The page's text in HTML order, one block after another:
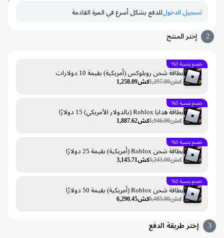
تسجيل الدخول للدفع بشكل أسرع في المرة القادمة
إختر المنتج
بطاقة شحن روبلوكس (أمريكية) بقيمة 10 دولارات
كش1,297.00 كش1,258.09
خصم بنسبة 3%
بطاقة هدايا Roblox (بالدولار الأمريكي) 15 دولارًا
كش1,946.00 كش1,887.62
خصم بنسبة 3%
بطاقة شحن Roblox (أمريكية) بقيمة 25 دولارًا
كش3,243.00 كش3,145.71
خصم بنسبة 3%
بطاقة شحن Roblox (أمريكية) بقيمة 50 دولارًا
كش6,485.00 كش6,290.45
خصم بنسبة 3%
إختر طريقة الدفع